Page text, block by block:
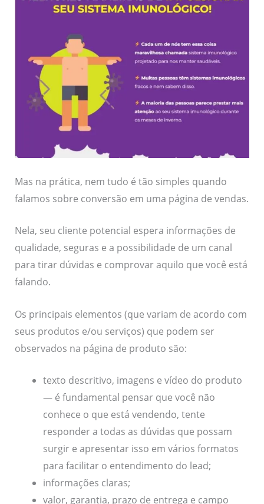
Mas na prática, nem tudo é tão simples quando
falamos sobre conversão em uma página de vendas.
Nela, seu cliente potencial espera informações de
qualidade, seguras e a possibilidade de um canal
para tirar dúvidas e comprovar aquilo que você está
falando.
Os principais elementos (que variam de acordo com
seus produtos e/ou serviços) que podem ser
observados na página de produto são:
texto descritivo, imagens e vídeo do produto
— é fundamental pensar que você não
conhece o que está vendendo, tente
responder a todas as dúvidas que possam
surgir e apresentar isso em vários formatos
para facilitar o entendimento do lead;
informações claras;
valor, garantia, prazo de entrega e campo